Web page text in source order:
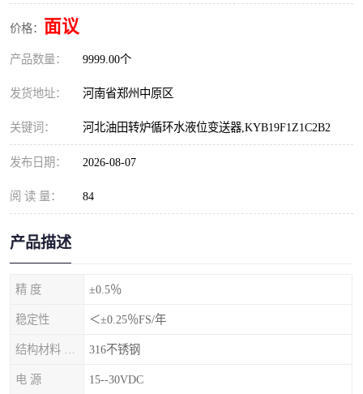
价格： 面议
产品数量： 9999.00个
发货地址： 河南省郑州中原区
关键词： 河北油田转炉循环水液位变送器,KYB19F1Z1C2B2
发布日期： 2026-08-07
阅 读 量： 84
产品描述
精 度 ±0.5％
稳定性 ＜±0.25％FS/年
316不锈钢
电 源 15--30VDC